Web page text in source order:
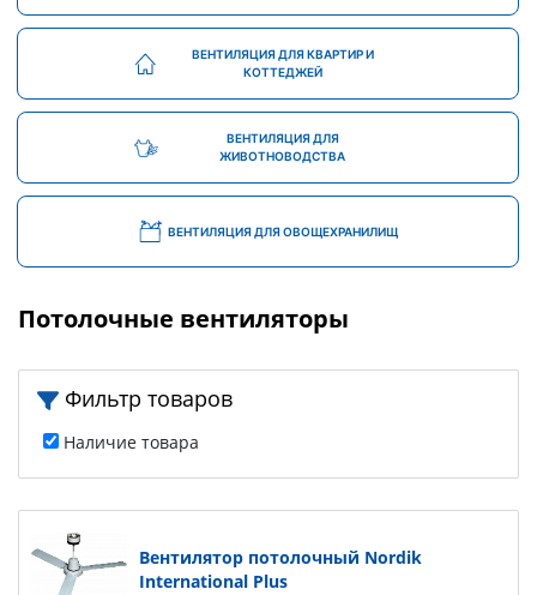
ВЕНТИЛЯЦИЯ ДЛЯ КВАРТИР И
КОТТЕДЖЕЙ
ВЕНТИЛЯЦИЯ ДЛЯ
ЖИВОТНОВОДСТВА
ВЕНТИЛЯЦИЯ ДЛЯ ОВОЩЕХРАНИЛИЩ
Потолочные вентиляторы
Фильтр товаров
Наличие товара
Вентилятор потолочный Nordik
International Plus